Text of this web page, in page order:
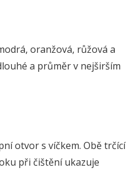
oranžová, růžová a
a průměr v nejširším
otvor s víčkem. Obě trčící
při čištění ukazuje